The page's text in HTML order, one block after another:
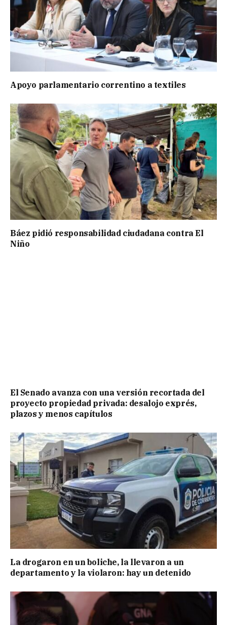
Apoyo parlamentario correntino a textiles
Báez pidió responsabilidad ciudadana contra El
Niño
El Senado avanza con una versión recortada del
proyecto propiedad privada: desalojo exprés,
plazos y menos capítulos
La drogaron en un boliche, la llevaron a un
departamento y la violaron: hay un detenido